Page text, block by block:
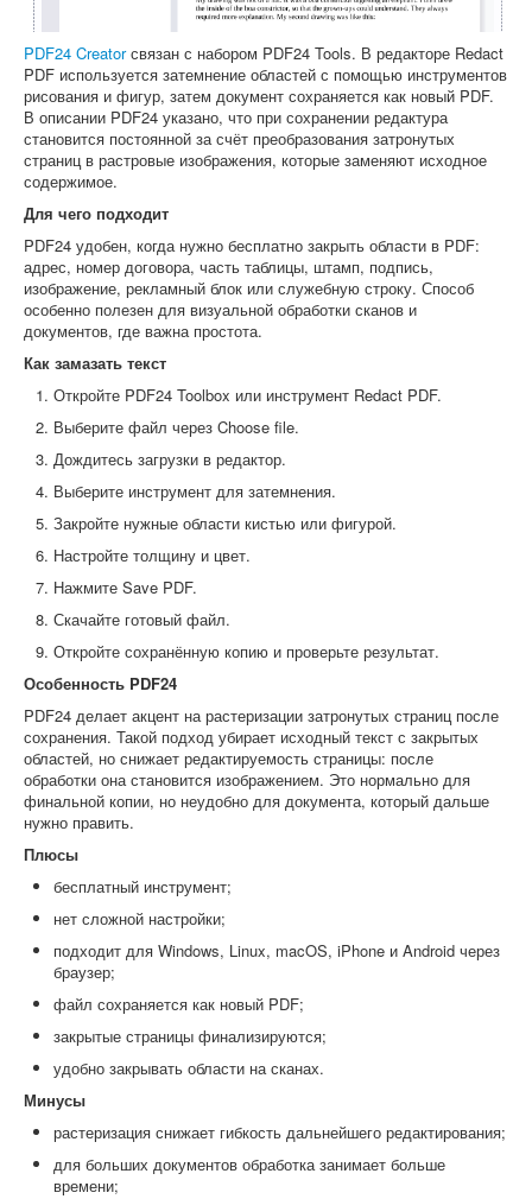
PDF24 Creatorсвязан с набором PDF24 Tools. В редакторе Redact
PDF используется затемнение областей с помощью инструментов
рисования и фигур, затем документ сохраняется как новый PDF.
В описании PDF24 указано, что при сохранении редактура
становится постоянной за счёт преобразования затронутых
страниц в растровые изображения, которые заменяют исходное
содержимое.
Для чего подходит
PDF24 удобен, когда нужно бесплатно закрыть области в PDF:
адрес, номер договора, часть таблицы, штамп, подпись,
изображение, рекламный блок или служебную строку. Способ
особенно полезен для визуальной обработки сканов и
документов, где важна простота.
Как замазать текст
Откройте PDF24 Toolbox или инструмент Redact PDF.
Выберите файл через Choose file.
Дождитесь загрузки в редактор.
Выберите инструмент для затемнения.
Закройте нужные области кистью или фигурой.
Настройте толщину и цвет.
Нажмите Save PDF.
Скачайте готовый файл.
Откройте сохранённую копию и проверьте результат.
Особенность PDF24
PDF24 делает акцент на растеризации затронутых страниц после
сохранения. Такой подход убирает исходный текст с закрытых
областей, но снижает редактируемость страницы: после
обработки она становится изображением. Это нормально для
финальной копии, но неудобно для документа, который дальше
нужно править.
Плюсы
бесплатный инструмент;
нет сложной настройки;
подходит для Windows, Linux, macOS, iPhone и Android через
браузер;
файл сохраняется как новый PDF;
закрытые страницы финализируются;
удобно закрывать области на сканах.
Минусы
растеризация снижает гибкость дальнейшего редактирования;
для больших документов обработка занимает больше
времени;